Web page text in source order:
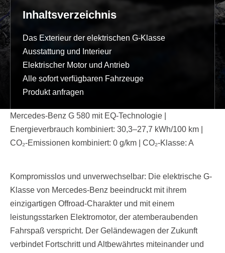
Inhaltsverzeichnis
Das Exterieur der elektrischen G-Klasse
Ausstattung und Interieur
Elektrischer Motor und Antrieb
Alle sofort verfügbaren Fahrzeuge
Produkt anfragen
Mercedes-Benz G 580 mit EQ-Technologie |
Energieverbrauch kombiniert: 30,3–27,7 kWh/100 km |
CO₂-Emissionen kombiniert: 0 g/km | CO₂-Klasse: A
Kompromisslos und unverwechselbar: Die elektrische G-
Klasse von Mercedes-Benz beeindruckt mit ihrem
einzigartigen Offroad-Charakter und mit einem
leistungsstarken Elektromotor, der atemberaubenden
Fahrspaß verspricht. Der Geländewagen der Zukunft
verbindet Fortschritt und Altbewährtes miteinander und